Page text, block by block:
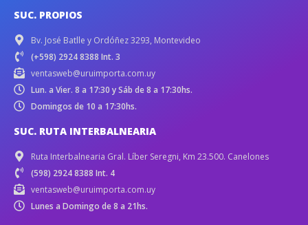
SUC. PROPIOS
Bv. José Batlle y Ordóñez 3293, Montevideo
(+598) 2924 8388 Int. 3
ventasweb@uruimporta.com.uy
Lun. a Vier. 8 a 17:30 y Sáb de 8 a 17:30hs.
Domingos de 10 a 17:30hs.
SUC. RUTA INTERBALNEARIA
Ruta Interbalnearia Gral. Líber Seregni, Km 23.500. Canelones
(598) 2924 8388 Int. 4
ventasweb@uruimporta.com.uy
Lunes a Domingo de 8 a 21hs.